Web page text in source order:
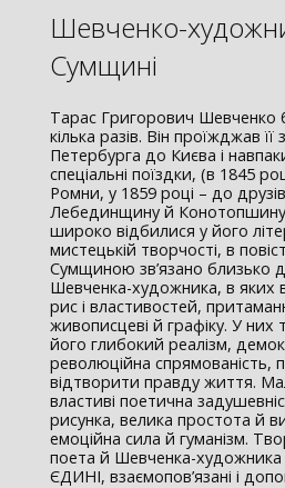
Шевченко-
Сумщині
Тарас Григорович Шевченко
кілька разів. Він проїжджав
Петербурга до Києва і
спеціальні поїздки, (в 1845
Ромни, у 1859 році – до
Лебединщину й
широко відбилися у його
мистецькій творчості, в
Сумщиною зв’язано близько
Шевченка-художника, в яких
рис і властивостей,
живописцеві й графіку. У них
його глибокий реалізм,
революційна спрямованість,
відтворити правду життя.
властиві поетична
рисунка, велика простота й
емоційна сила й гуманізм.
поета й Шевченка-
ЄДИНІ, взаємопов’язані і